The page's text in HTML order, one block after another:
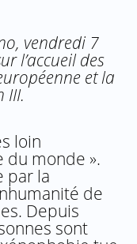
vendredi 7
l’accueil des
et la
III.
loin
du monde ».
par la
de
Depuis
sont